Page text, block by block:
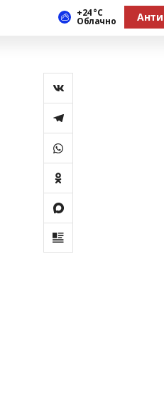
+24 °С
Облачно